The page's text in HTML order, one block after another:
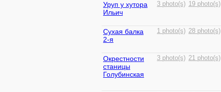
Уруп у хутора
Ильич
3 photo(s) 19 photo(s)
Сухая балка
2-я
1 photo(s) 28 photo(s)
Окрестности
станицы
Голубинская
3 photo(s) 21 photo(s)